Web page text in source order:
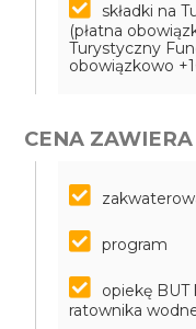
składki na
(płatna
Turystyczny
obowiązkowo
CENA ZAWIERA
program
opiekę
ratownika